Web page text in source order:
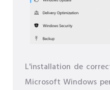
L'installation de
Microsoft Windows